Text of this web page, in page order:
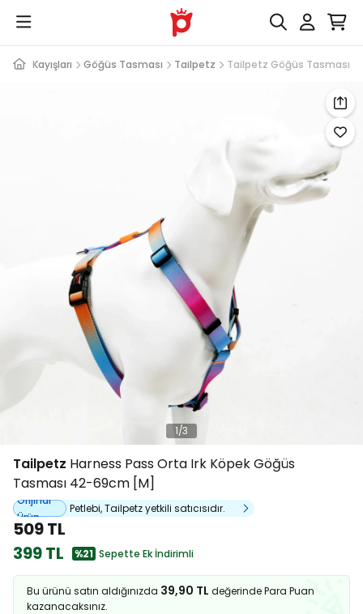
ve Kayışları Göğüs Tasması Tailpetz Tailpetz Göğüs Tasması
1/3
Tailpetz Harness Pass Orta Irk Köpek Göğüs
Tasması 42-69cm [M]
Orijinal
Ürün
Petlebi, Tailpetz yetkili satıcısıdır.
509 TL
399 TL
%21 Sepette Ek İndirimli
Bu ürünü satın aldığınızda 39,90 TL değerinde Para Puan
kazanacaksınız.